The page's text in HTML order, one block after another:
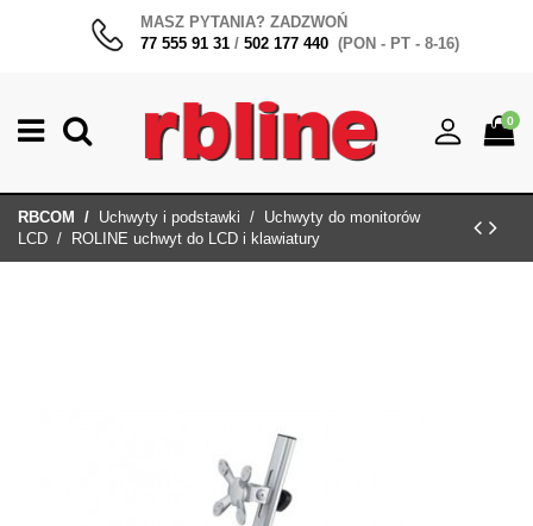
MASZ PYTANIA? ZADZWOŃ
77 555 91 31 / 502 177 440 (PON - PT - 8-16)
0
RBCOM Uchwyty i podstawki
Uchwyty do monitorów
LCD
ROLINE uchwyt do LCD i klawiatury